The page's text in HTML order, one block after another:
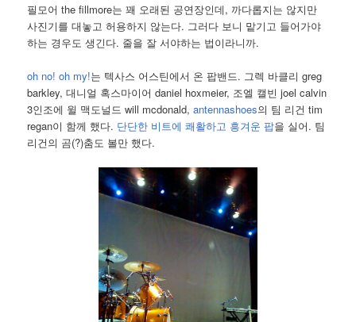
필모어 the fillmore는 꽤 오래된 공연장인데, 까다롭지는 않지만
사진기를 대놓고 허용하지 않는다. 그러다 보니 맡기고 들어가야
하는 경우도 생긴다. 줄을 잘 서야하는 법이라니까.
oh no! oh my!는 텍사스 어스틴에서 온 팝밴드. 그렉 바클리 greg
barkley, 대니얼 혹스마이어 daniel hoxmeier, 조엘 캘빈 joel calvin
3인조에 윌 맥도널드 will mcdonald,antennashoes의 팀 리건 tim
regan이 함께 했다. 단단한 비트에 쾌활하고 흥겨운 팝을 실어. 팀
리건의 곰(?)춤도 볼만 했다.